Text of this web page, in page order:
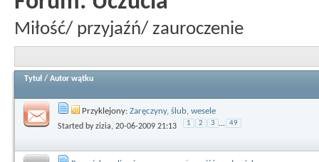
Miłość/ przyjaźń/ zauroczenie
Tytuł / Autor wątku
Przyklejony: Zaręczyny, ślub, wesele
Started byzizia, 20-06-2009 21:13 1 2 3 ... 49